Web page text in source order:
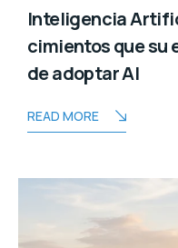
Inteligencia
cimientos que su
de adoptar AI
READ MORE